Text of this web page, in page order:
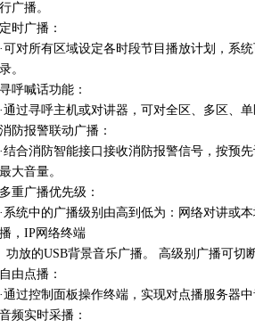
行广播。
定时广播：
·可对所有区域设定各时段节目播放计划，系
录。
寻呼喊话功能：
·通过寻呼主机或对讲器，可对全区、多区、
消防报警联动广播：
·结合消防智能接口接收消防报警信号，按预
最大音量。
多重广播优先级：
·系统中的广播级别由高到低为：网络对讲或
播，IP网络终端
功放的USB背景音乐广播。 高级别广播可切
自由点播：
·通过控制面板操作终端，实现对点播服务器
音频实时采播：